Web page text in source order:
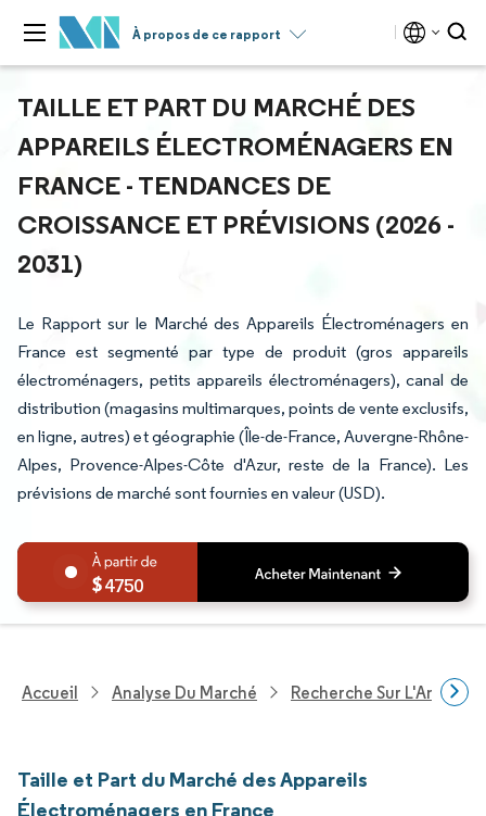
À propos de ce rapport
TAILLE ET PART DU MARCHÉ DES
APPAREILS ÉLECTROMÉNAGERS EN
FRANCE - TENDANCES DE
CROISSANCE ET PRÉVISIONS (2026 -
2031)
Le Rapport sur le Marché des Appareils Électroménagers en
France est segmenté par type de produit (gros appareils
électroménagers, petits appareils électroménagers), canal de
distribution (magasins multimarques, points de vente exclusifs,
en ligne, autres) et géographie (Île-de-France, Auvergne-Rhône-
Alpes, Provence-Alpes-Côte d'Azur, reste de la France). Les
prévisions de marché sont fournies en valeur (USD).
4750
Accueil Analyse Du Marché Recherche Sur
Taille et Part du Marché des Appareils
Électroménagers en France